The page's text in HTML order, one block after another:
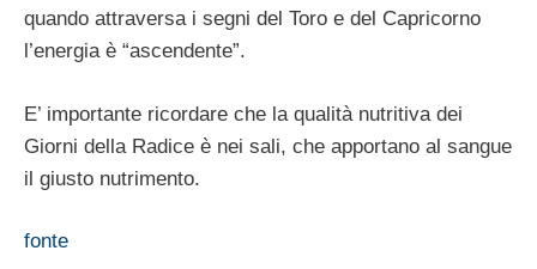
quando attraversa i segni del Toro e del Capricorno
l’energia è “ascendente”.
E’ importante ricordare che la qualità nutritiva dei
Giorni della Radice è nei sali, che apportano al sangue
il giusto nutrimento.
fonte